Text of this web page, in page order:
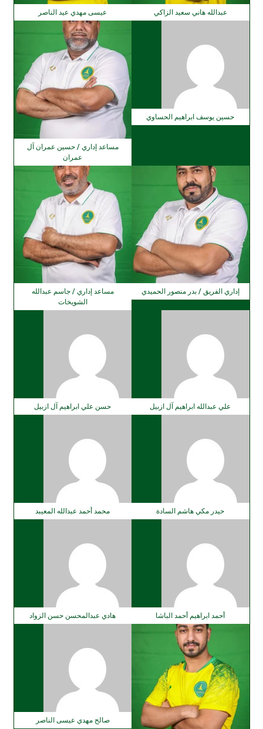
عبدالله هاني سعيد الزاكي عيسى مهدي عيد الناصر
حسين يوسف ابراهيم الحساوي
مساعد إداري / حسين عمران آل
عمران
إداري الفريق / بدر منصور الحميدي
مساعد إداري / جاسم عبدالله
الشويخات
علي عبدالله ابراهيم آل ازبيل حسن علي ابراهيم آل ازبيل
حيدر مكي هاشم السادة محمد أحمد عبدالله المعيبد
أحمد ابراهيم أحمد الباشا هادي عبدالمحسن حسن الزواد
صالح مهدي عيسى الناصر